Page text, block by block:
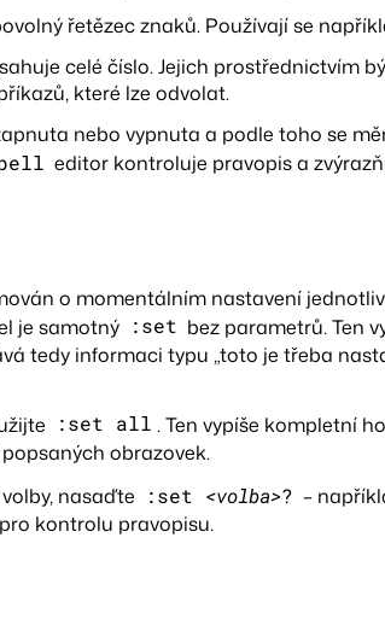
řetězec znaků. Používají se
celé číslo. Jejich prostřednictvím
které lze odvolat.
nebo vypnuta a podle toho se
editor kontroluje pravopis a
o momentálním nastavení
je samotný :set bez parametrů. Ten
tedy informaci typu „toto je třeba
:set all . Ten vypíše kompletní
obrazovek.
nasaďte
:set <volba>? –
kontrolu pravopisu.